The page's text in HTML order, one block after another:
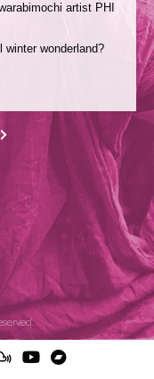
artist PHI
winter wonderland?